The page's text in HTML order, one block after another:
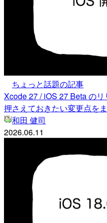
ちょっと話題の記事
Xcode 27 / iOS 27 Beta の
押さえておきたい変更点を
和田 健司
2026.06.11